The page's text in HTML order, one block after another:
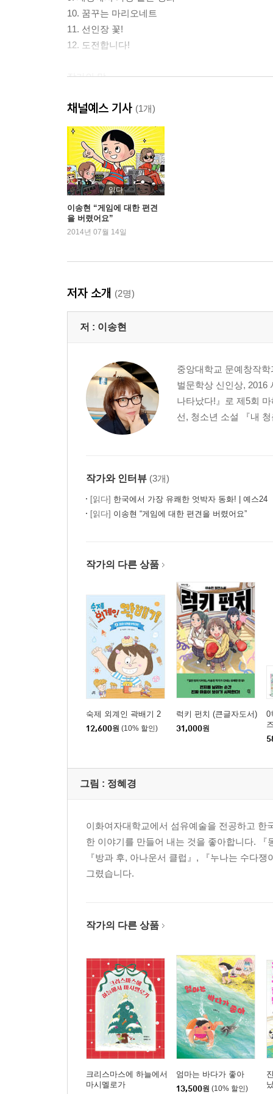
10. 꿈꾸는 마리오네트
11. 선인장 꽃!
12. 도전합니다!
작가의 말
채널예스 기사 (1개)
읽다
이송현 “게임에 대한 편견
을 버렸어요”
2014년 07월 14일
저자 소개 (2명)
저 : 이송현
중앙대학교 문예창작
벌문학상 신인상, 2016
나타났다!』로 제5회
선, 청소년 소설 『내
작가와 인터뷰 (3개)
[읽다] 한국에서 가장 유쾌한 엇박자 동화! | 예스24
[읽다] 이송현 “게임에 대한 편견을 버렸어요”
작가의 다른 상품
숙제 외계인 곽배기 2
12,600원 (10% 할인)
럭키 펀치 (큰글자도서)
31,000원
0
그림 : 정혜경
이화여자대학교에서 섬유예술을 전공하고
한 이야기를 만들어 내는 것을 좋아합니다.
『방과 후, 아나운서 클럽』, 『누나는 수다
그렸습니다.
작가의 다른 상품
크리스마스에 하늘에서
마시멜로가
엄마는 바다가 좋아
13,500원 (10% 할인)